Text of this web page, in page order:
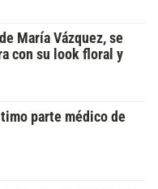
María Vázquez, se
con su look floral y
parte médico de